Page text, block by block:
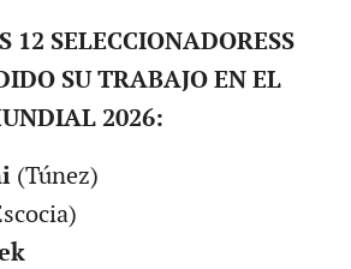
12 SELECCIONADORESS
SU TRABAJO EN EL
2026:
(Túnez)